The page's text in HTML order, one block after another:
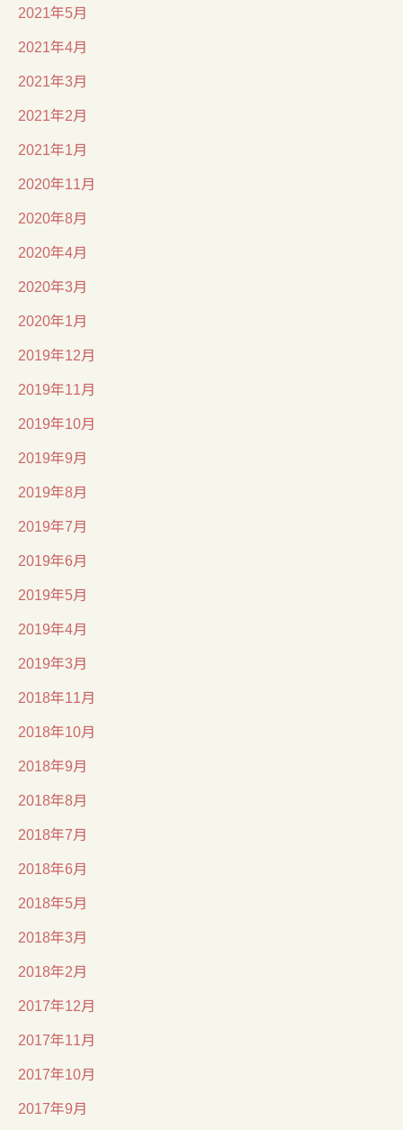
2021年5月
2021年4月
2021年3月
2021年2月
2021年1月
2020年11月
2020年8月
2020年4月
2020年3月
2020年1月
2019年12月
2019年11月
2019年10月
2019年9月
2019年8月
2019年7月
2019年6月
2019年5月
2019年4月
2019年3月
2018年11月
2018年10月
2018年9月
2018年8月
2018年7月
2018年6月
2018年5月
2018年3月
2018年2月
2017年12月
2017年11月
2017年10月
2017年9月